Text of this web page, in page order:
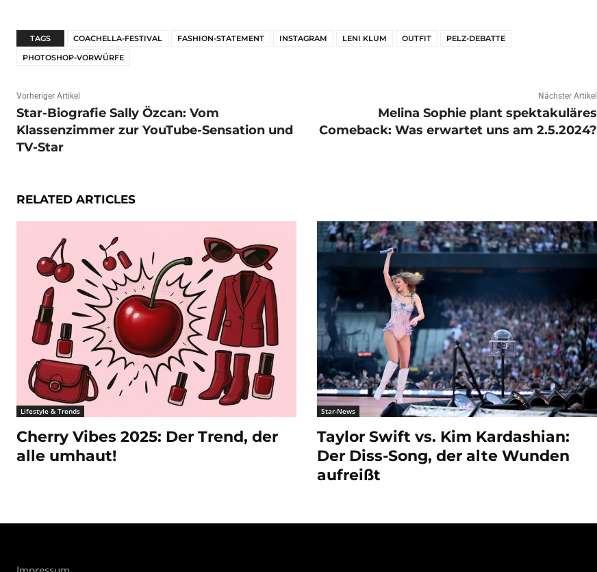
TAGS COACHELLA-FESTIVAL FASHION-STATEMENT INSTAGRAM LENI KLUM OUTFIT
PELZ-DEBATTE
PHOTOSHOP-VORWÜRFE
Vorheriger Artikel
Star-Biografie Sally Özcan: Vom
Klassenzimmer zur YouTube-Sensation und
TV-Star
Nächster Artikel
Melina Sophie plant spektakuläres
Comeback: Was erwartet uns am 2.5.2024?
RELATED ARTICLES
Lifestyle & Trends
Cherry Vibes 2025: Der Trend, der
alle umhaut!
Star-News
Taylor Swift vs. Kim Kardashian:
Der Diss-Song, der alte Wunden
aufreißt